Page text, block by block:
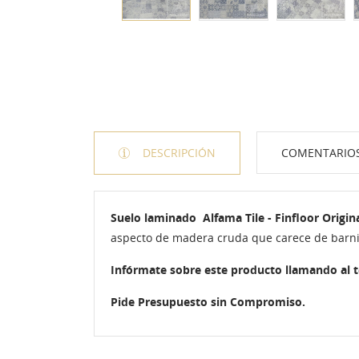
DESCRIPCIÓN
Suelo laminado Alfama Tile - Finfloor
aspecto de madera cruda que carece de
Infórmate sobre este producto llamando al
Pide Presupuesto sin Compromiso.